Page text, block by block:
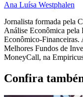
Ana Luísa Westphalen
Jornalista formada pela
Análise Econômica
Econômico-Financeiras.
Melhores Fundos de
MoneyCall, na
Confira